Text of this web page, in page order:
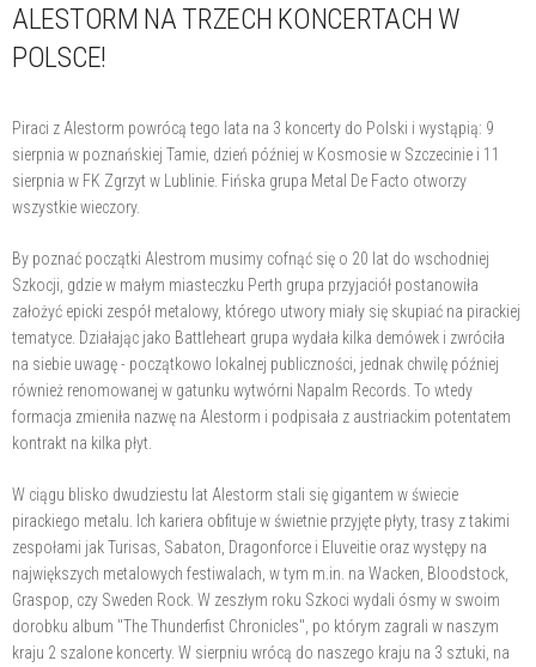
ALESTORM NA TRZECH KONCERTACH W
POLSCE!
Piraci z Alestorm powrócą tego lata na 3 koncerty do Polski i wystąpią: 9
sierpnia w poznańskiej Tamie, dzień później w Kosmosie w Szczecinie i 11
sierpnia w FK Zgrzyt w Lublinie. Fińska grupa Metal De Facto otworzy
wszystkie wieczory.
By poznać początki Alestrom musimy cofnąć się o 20 lat do wschodniej
Szkocji, gdzie w małym miasteczku Perth grupa przyjaciół postanowiła
założyć epicki zespół metalowy, którego utwory miały się skupiać na pirackiej
tematyce. Działając jako Battleheart grupa wydała kilka demówek i zwróciła
na siebie uwagę - początkowo lokalnej publiczności, jednak chwilę później
również renomowanej w gatunku wytwórni Napalm Records. To wtedy
formacja zmieniła nazwę na Alestorm i podpisała z austriackim potentatem
kontrakt na kilka płyt.
W ciągu blisko dwudziestu lat Alestorm stali się gigantem w świecie
pirackiego metalu. Ich kariera obfituje w świetnie przyjęte płyty, trasy z takimi
zespołami jak Turisas, Sabaton, Dragonforce i Eluveitie oraz występy na
największych metalowych festiwalach, w tym m.in. na Wacken, Bloodstock,
Graspop, czy Sweden Rock. W zeszłym roku Szkoci wydali ósmy w swoim
dorobku album "The Thunderfist Chronicles", po którym zagrali w naszym
kraju 2 szalone koncerty. W sierpniu wrócą do naszego kraju na 3 sztuki, na